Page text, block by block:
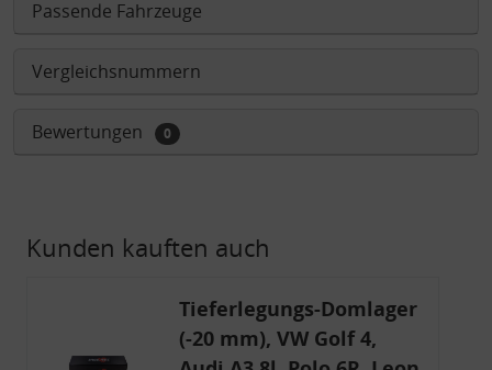
Passende Fahrzeuge
Vergleichsnummern
Bewertungen 0
Kunden kauften auch
Tieferlegungs-Domlager
(-20 mm), VW Golf 4,